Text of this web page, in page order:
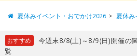
夏休みイベント・おでかけ2026 夏休
おすすめ
今週末8/8(土)～8/9(日)開催の
覧